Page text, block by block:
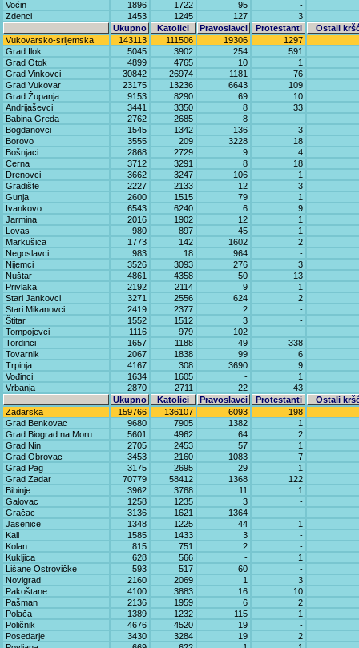
Voćin 1896 1722 95
-
Zdenci
1453 1245 127
3
Ukupno
Katolici Pravoslavci Protestanti
Ostali
Vukovarsko-srijemska
143113 111506 19306
1297
Grad Ilok
5045 3902 254
591
Grad Otok
4899 4765 10
1
Grad Vinkovci
30842 26974 1181
76
Grad Vukovar
23175 13236 6643
109
Grad Županja
9153 8290 69
10
Andrijaševci
3441 3350 8
33
Babina Greda
2762 2685 8
-
Bogdanovci
1545 1342 136
3
Borovo
3555 209 3228
18
Bošnjaci
2868 2729 9
4
Cerna
3712 3291 8
18
Drenovci
3662 3247 106
1
Gradište
2227 2133 12
3
Gunja
2600 1515 79
1
Ivankovo
6543 6240 6
9
Jarmina
2016 1902 12
1
Lovas
980 897 45
1
Markušica
1773 142 1602
2
Negoslavci
983 18 964
-
Nijemci
3526 3093 276
3
Nuštar
4861 4358 50
13
Privlaka
2192 2114 9
1
Stari Jankovci
3271 2556 624
2
Stari Mikanovci
2419 2377 2
-
Štitar
1552 1512 3
-
Tompojevci
1116 979 102
-
Tordinci
1657 1188 49
338
Tovarnik
2067 1838 99
6
Trpinja
4167 308 3690
9
Vođinci
1634 1605 -
1
Vrbanja
2870 2711 22
43
Ukupno
Katolici Pravoslavci Protestanti
Ostali
Zadarska
159766 136107 6093
198
Grad Benkovac
9680 7905 1382
1
Grad Biograd na Moru
5601 4962 64
2
Grad Nin
2705 2453 57
1
Grad Obrovac
3453 2160 1083
7
Grad Pag
3175 2695 29
1
Grad Zadar
70779 58412 1368
122
Bibinje
3962 3768 11
1
Galovac
1258 1235 3
-
Gračac
3136 1621 1364
-
Jasenice
1348 1225 44
1
Kali
1585 1433 3
-
Kolan
815 751 2
-
Kukljica
628 566 -
1
Lišane Ostrovičke
593 517 60
-
Novigrad
2160 2069 1
3
Pakoštane
4100 3883 16
10
Pašman
2136 1959 6
2
Polača
1389 1232 115
1
Poličnik
4676 4520 19
-
Posedarje
3430 3284 19
2